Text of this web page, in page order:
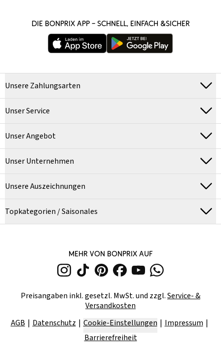
DIE BONPRIX APP – SCHNELL, EINFACH &SICHER
Unsere Zahlungsarten
Unser Service
Unser Angebot
Unser Unternehmen
Unsere Auszeichnungen
Topkategorien / Saisonales
MEHR VON BONPRIX AUF
Preisangaben inkl. gesetzl. MwSt. und zzgl.Service- &
Versandkosten
AGB
Datenschutz Cookie-Einstellungen
Impressum
Barrierefreiheit